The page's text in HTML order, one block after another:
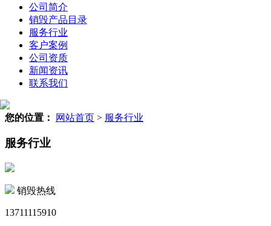
公司简介
销毁产品目录
服务行业
客户案例
公司资质
新闻资讯
联系我们
您的位置： 网站首页 > 服务行业
服务行业
销毁热线
13711115910